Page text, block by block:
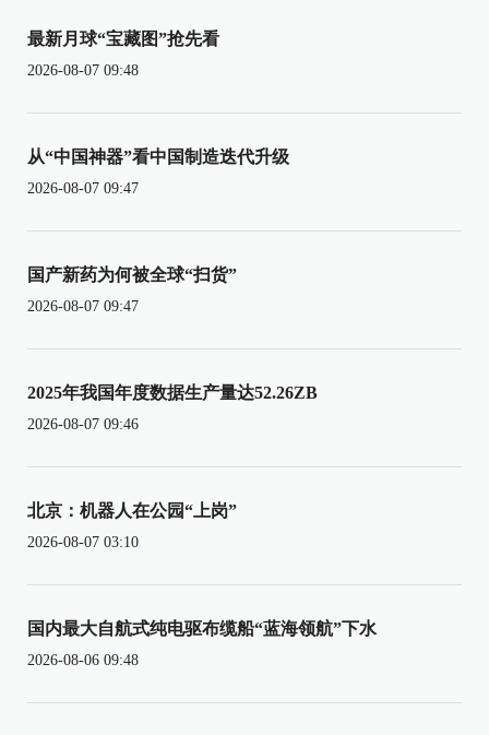
最新月球“宝藏图”抢先看
2026-08-07 09:48
从“中国神器”看中国制造迭代升级
2026-08-07 09:47
国产新药为何被全球“扫货”
2026-08-07 09:47
2025年我国年度数据生产量达52.26ZB
2026-08-07 09:46
北京：机器人在公园“上岗”
2026-08-07 03:10
国内最大自航式纯电驱布缆船“蓝海领航”下水
2026-08-06 09:48